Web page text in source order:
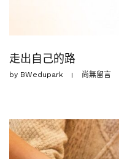
走出自己的路
by BWedupark 尚無留言